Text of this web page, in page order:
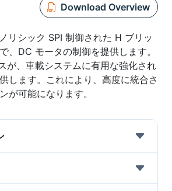
Download Overview
リシック SPI 制御された H ブリッ
、DC モータの制御を提供します。
が、車載システムに有用な強化され
します。これにより、高度に統合さ
が可能になります。